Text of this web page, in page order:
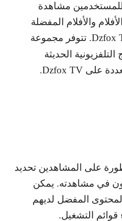
للمستخدمين مشاهدة
والأفلام المفضلة
Dzfox. تتوفر مجموعة
الحديثة
على Dzfox TV
.
على المشاهدين تحديد
في مشاهدته. يمكن
المفضل لديهم
قوائم التشغيل.